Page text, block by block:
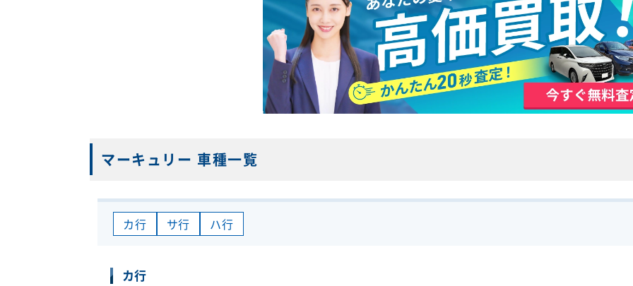
マーキュリー 車種一覧
カ行 サ行 ハ行
カ行